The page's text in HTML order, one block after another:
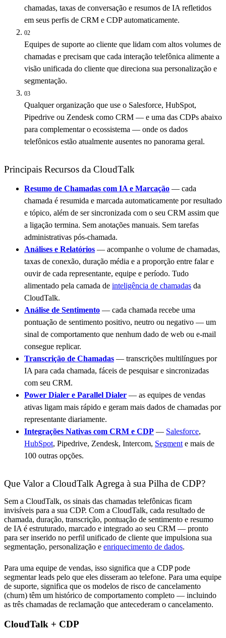
chamadas, taxas de conversação e resumos de IA refletidos
em seus perfis de CRM e CDP automaticamente.
02
Equipes de suporte ao cliente que lidam com altos volumes de
chamadas e precisam que cada interação telefônica alimente a
visão unificada do cliente que direciona sua personalização e
segmentação.
03
Qualquer organização que use o Salesforce, HubSpot,
Pipedrive ou Zendesk como CRM — e uma das CDPs abaixo
para complementar o ecossistema — onde os dados
telefônicos estão atualmente ausentes no panorama geral.
Principais Recursos da CloudTalk
Resumo de Chamadas com IA e Marcação — cada
chamada é resumida e marcada automaticamente por resultado
e tópico, além de ser sincronizada com o seu CRM assim que
a ligação termina. Sem anotações manuais. Sem tarefas
administrativas pós-chamada.
Análises e Relatórios — acompanhe o volume de chamadas,
taxas de conexão, duração média e a proporção entre falar e
ouvir de cada representante, equipe e período. Tudo
alimentado pela camada de inteligência de chamadas da
CloudTalk.
Análise de Sentimento — cada chamada recebe uma
pontuação de sentimento positivo, neutro ou negativo — um
sinal de comportamento que nenhum dado de web ou e-mail
consegue replicar.
Transcrição de Chamadas — transcrições multilíngues por
IA para cada chamada, fáceis de pesquisar e sincronizadas
com seu CRM.
Power Dialer e Parallel Dialer — as equipes de vendas
ativas ligam mais rápido e geram mais dados de chamadas por
representante diariamente.
Integrações Nativas com CRM e CDP — Salesforce,
HubSpot, Pipedrive, Zendesk, Intercom, Segment e mais de
100 outras opções.
Que Valor a CloudTalk Agrega à sua Pilha de CDP?
Sem a CloudTalk, os sinais das chamadas telefônicas ficam
invisíveis para a sua CDP. Com a CloudTalk, cada resultado de
chamada, duração, transcrição, pontuação de sentimento e resumo
de IA é estruturado, marcado e integrado ao seu CRM — pronto
para ser inserido no perfil unificado de cliente que impulsiona sua
segmentação, personalização e enriquecimento de dados.
Para uma equipe de vendas, isso significa que a CDP pode
segmentar leads pelo que eles disseram ao telefone. Para uma equipe
de suporte, significa que os modelos de risco de cancelamento
(churn) têm um histórico de comportamento completo — incluindo
as três chamadas de reclamação que antecederam o cancelamento.
CloudTalk + CDP